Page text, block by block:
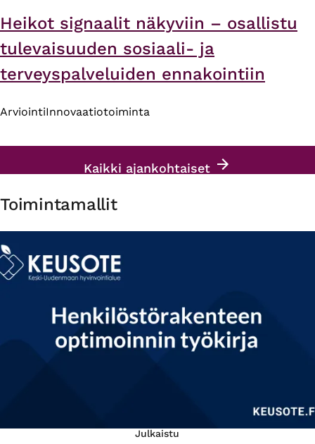
Heikot signaalit näkyviin – osallistu
tulevaisuuden sosiaali- ja
terveyspalveluiden ennakointiin
ArviointiInnovaatiotoiminta
Kaikki ajankohtaiset
Toimintamallit
Julkaistu